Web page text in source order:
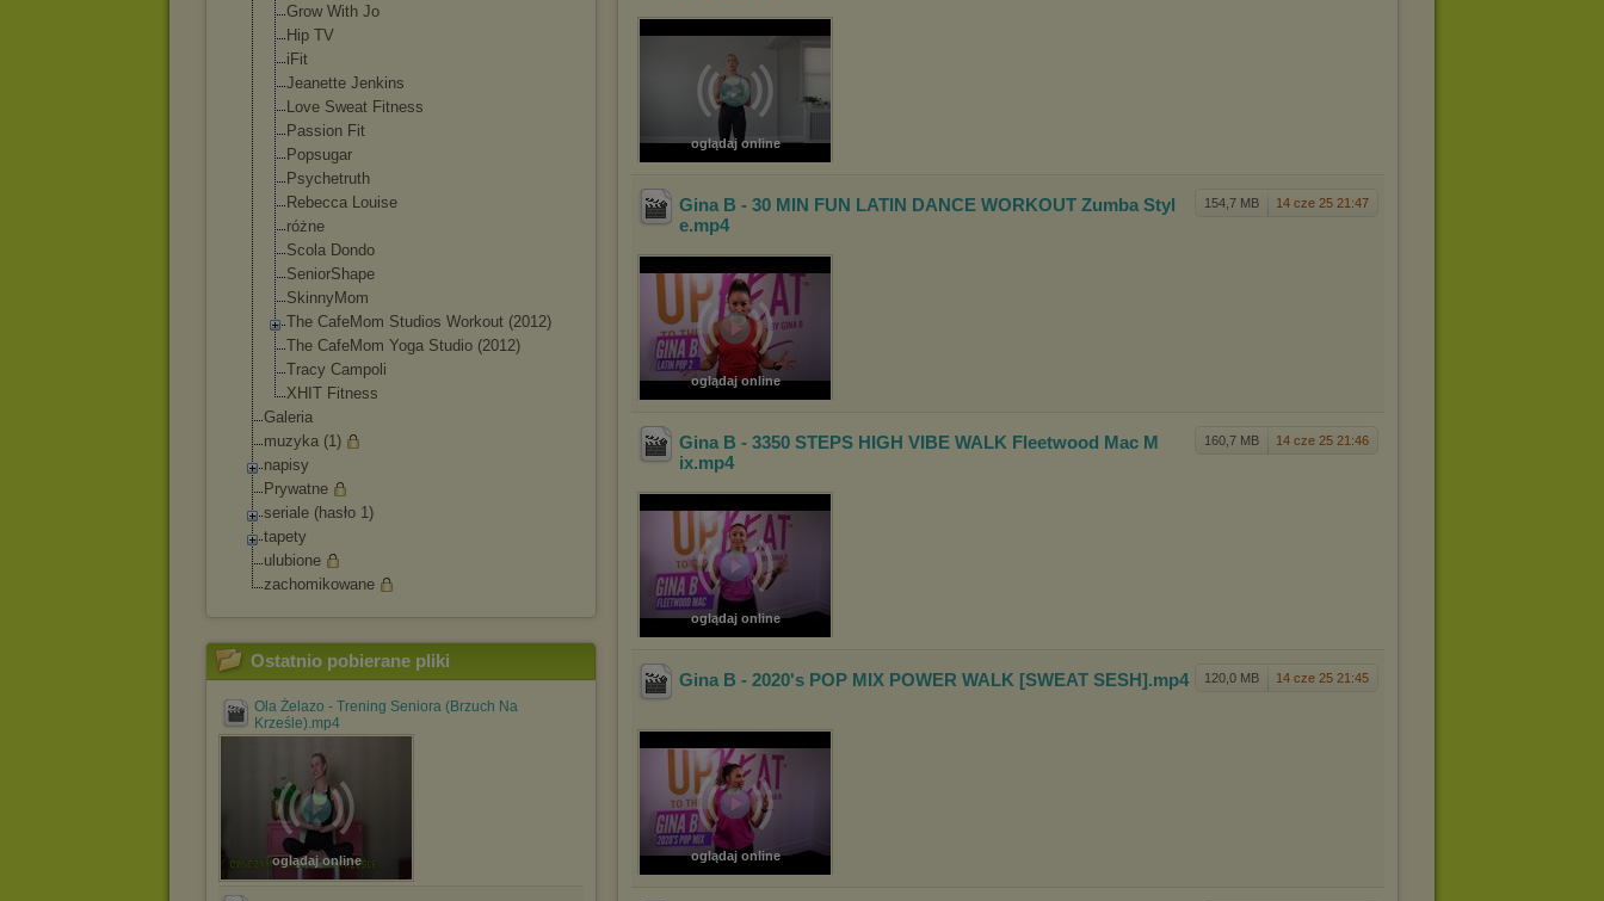
Grow With Jo
Hip TV
iFit
Jeanette Jenkins
Love Sweat Fitness
Passion Fit
Popsugar
Psychetruth
Rebecca Louise
różne
Scola Dondo
SeniorShape
SkinnyMom
The CafeMom Studios Workout (2012)
The CafeMom Yoga Studio (2012)
Tracy Campoli
XHIT Fitness
Galeria
muzyka (1)
napisy
Prywatne
seriale (hasło 1)
tapety
ulubione
zachomikowane
Ostatnio pobierane pliki
Ola Żelazo - Trening Seniora (Brzuch Na
Krześle).mp4
oglądaj online
oglądaj online
154,7 MB 14 cze 25 21:47
Gina B - 30 MIN FUN LATIN DANCE WORKOUT Zumba Styl
e.mp4
oglądaj online
160,7 MB 14 cze 25 21:46
Gina B - 3350 STEPS HIGH VIBE WALK Fleetwood Mac M
ix.mp4
oglądaj online
120,0 MB 14 cze 25 21:45
Gina B - 2020's POP MIX POWER WALK [SWEAT SESH].mp4
oglądaj online